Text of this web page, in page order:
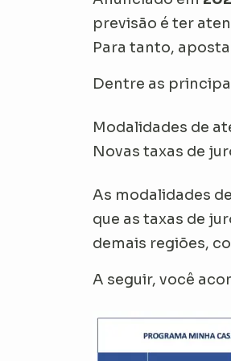
previsão é ter
Para tanto, aposta
Dentre as
Modalidades de
Novas taxas de
As modalidades
que as taxas de
demais regiões,
A seguir, você